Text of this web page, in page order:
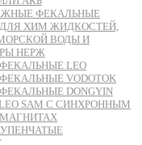
ФЕКАЛЬНЫЕ
ХИМ ЖИДКОСТЕЙ,
ВОДЫ И
НЕРЖ
LEO
VODOTOK
DONGYIN
SAM С СИНХРОННЫМ